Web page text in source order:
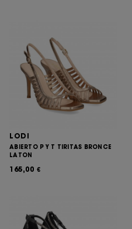
LODI
ABIERTO P Y T TIRITAS BRONCE
LATON
165,00 €